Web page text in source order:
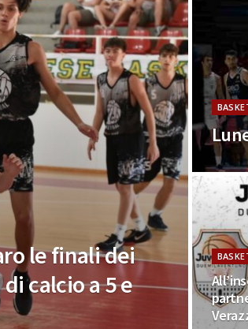
le finali dei
calcio a 5 e